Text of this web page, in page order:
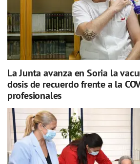
La Junta avanza en Soria la
dosis de recuerdo frente a la
profesionales